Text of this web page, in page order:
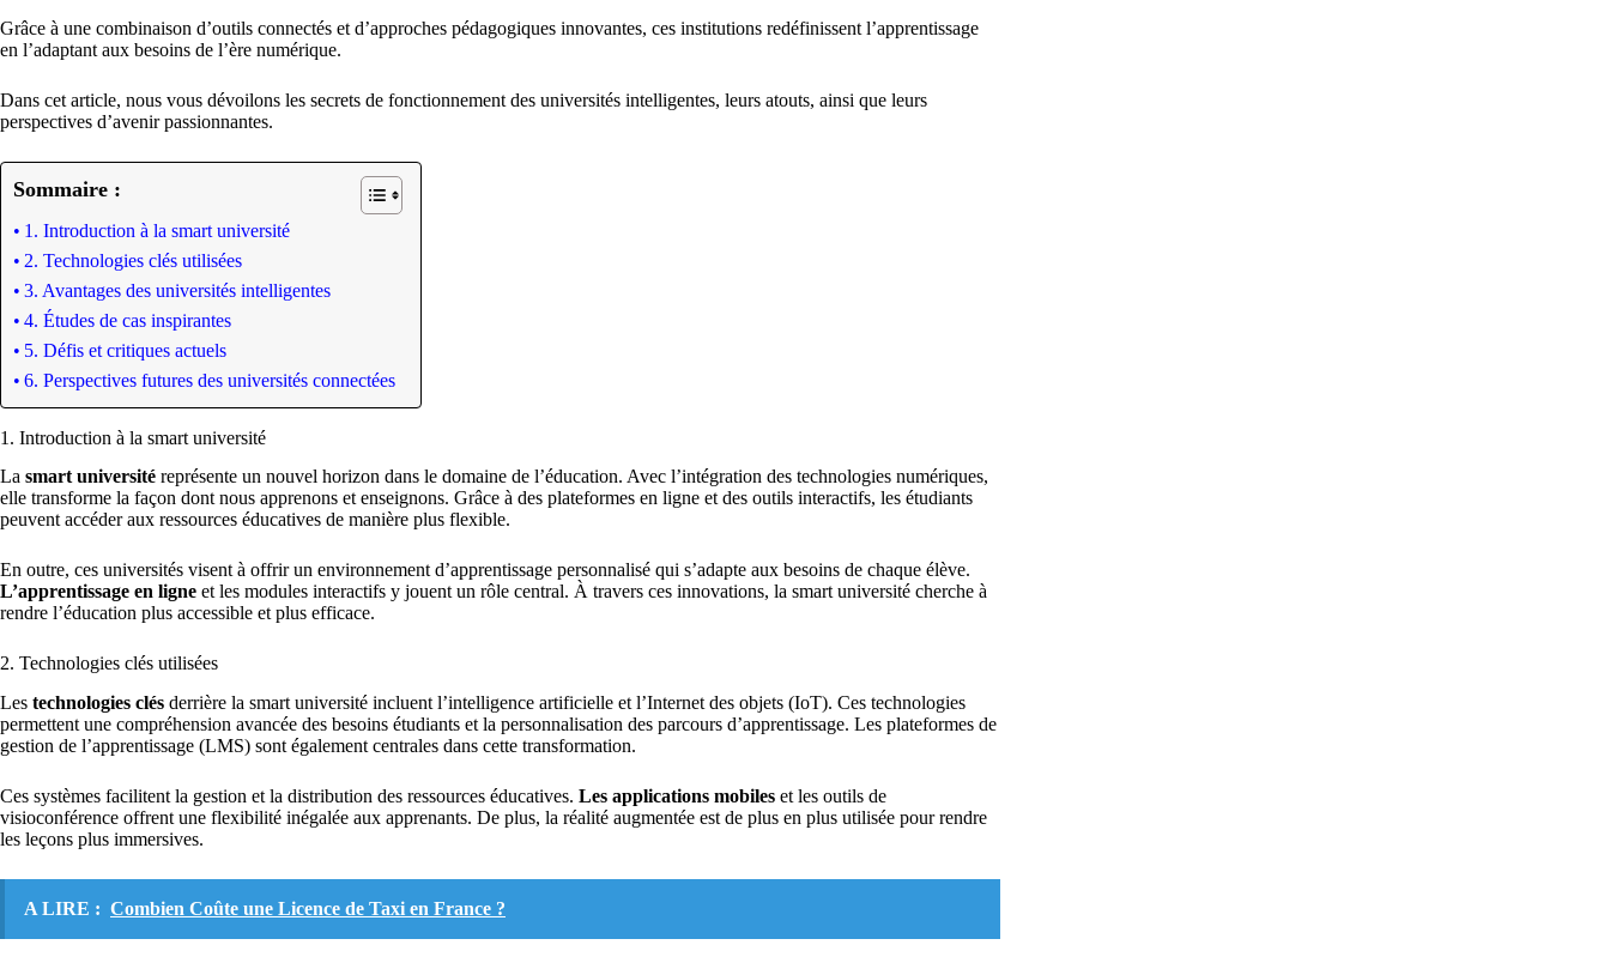
Grâce à une combinaison d’outils connectés et d’approches pédagogiques innovantes, ces institutions redéfinissent l’apprentissage
en l’adaptant aux besoins de l’ère numérique.
Dans cet article, nous vous dévoilons les secrets de fonctionnement des universités intelligentes, leurs atouts, ainsi que leurs
perspectives d’avenir passionnantes.
Sommaire :
1. Introduction à la smart université
2. Technologies clés utilisées
3. Avantages des universités intelligentes
4. Études de cas inspirantes
5. Défis et critiques actuels
6. Perspectives futures des universités connectées
1. Introduction à la smart université
La smart université représente un nouvel horizon dans le domaine de l’éducation. Avec l’intégration des technologies numériques,
elle transforme la façon dont nous apprenons et enseignons. Grâce à des plateformes en ligne et des outils interactifs, les étudiants
peuvent accéder aux ressources éducatives de manière plus flexible.
En outre, ces universités visent à offrir un environnement d’apprentissage personnalisé qui s’adapte aux besoins de chaque élève.
L’apprentissage en ligne et les modules interactifs y jouent un rôle central. À travers ces innovations, la smart université cherche à
rendre l’éducation plus accessible et plus efficace.
2. Technologies clés utilisées
Les technologies clés derrière la smart université incluent l’intelligence artificielle et l’Internet des objets (IoT). Ces technologies
permettent une compréhension avancée des besoins étudiants et la personnalisation des parcours d’apprentissage. Les plateformes de
gestion de l’apprentissage (LMS) sont également centrales dans cette transformation.
Ces systèmes facilitent la gestion et la distribution des ressources éducatives. Les applications mobiles et les outils de
visioconférence offrent une flexibilité inégalée aux apprenants. De plus, la réalité augmentée est de plus en plus utilisée pour rendre
les leçons plus immersives.
A LIRE : Combien Coûte une Licence de Taxi en France ?